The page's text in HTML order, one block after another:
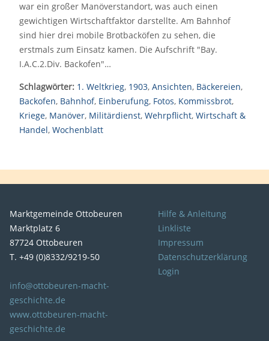
war ein großer Manöverstandort, was auch einen
gewichtigen Wirtschaftfaktor darstellte. Am Bahnhof
sind hier drei mobile Brotbacköfen zu sehen, die
erstmals zum Einsatz kamen. Die Aufschrift "Bay.
I.A.C.2.Div. Backofen"…
Schlagwörter: 1. Weltkrieg, 1903, Ansichten, Bäckereien,
Backofen, Bahnhof, Einberufung, Fotos, Kommissbrot,
Kriege, Manöver, Militärdienst, Wehrpflicht, Wirtschaft &
Handel, Wochenblatt
Marktgemeinde Ottobeuren
Marktplatz 6
87724 Ottobeuren
T. +49 (0)8332/9219-50
info@ottobeuren-macht-
geschichte.de
www.ottobeuren-macht-
geschichte.de
Hilfe & Anleitung
Linkliste
Impressum
Datenschutzerklärung
Login